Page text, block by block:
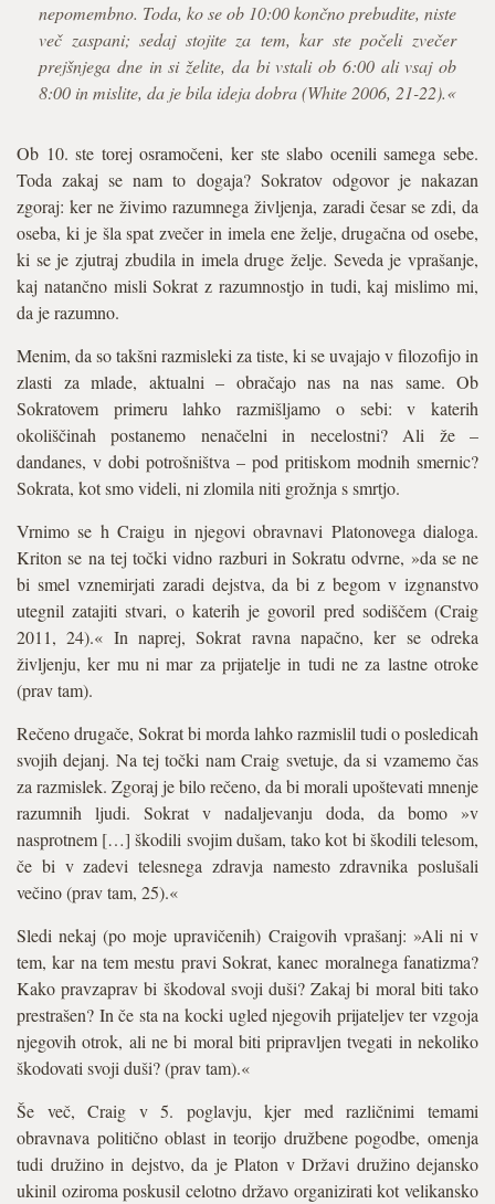
nepomembno. Toda, ko se ob 10:00 končno prebudite, niste
več zaspani; sedaj stojite za tem, kar ste počeli zvečer
prejšnjega dne in si želite, da bi vstali ob 6:00 ali vsaj ob
8:00 in mislite, da je bila ideja dobra (White 2006, 21-22).«
Ob 10. ste torej osramočeni, ker ste slabo ocenili samega sebe.
Toda zakaj se nam to dogaja? Sokratov odgovor je nakazan
zgoraj: ker ne živimo razumnega življenja, zaradi česar se zdi, da
oseba, ki je šla spat zvečer in imela ene želje, drugačna od osebe,
ki se je zjutraj zbudila in imela druge želje. Seveda je vprašanje,
kaj natančno misli Sokrat z razumnostjo in tudi, kaj mislimo mi,
da je razumno.
Menim, da so takšni razmisleki za tiste, ki se uvajajo v filozofijo in
zlasti za mlade, aktualni – obračajo nas na nas same. Ob
Sokratovem primeru lahko razmišljamo o sebi: v katerih
okoliščinah postanemo nenačelni in necelostni? Ali že –
dandanes, v dobi potrošništva – pod pritiskom modnih smernic?
Sokrata, kot smo videli, ni zlomila niti grožnja s smrtjo.
Vrnimo se h Craigu in njegovi obravnavi Platonovega dialoga.
Kriton se na tej točki vidno razburi in Sokratu odvrne, »da se ne
bi smel vznemirjati zaradi dejstva, da bi z begom v izgnanstvo
utegnil zatajiti stvari, o katerih je govoril pred sodiščem (Craig
2011, 24).« In naprej, Sokrat ravna napačno, ker se odreka
življenju, ker mu ni mar za prijatelje in tudi ne za lastne otroke
(prav tam).
Rečeno drugače, Sokrat bi morda lahko razmislil tudi o posledicah
svojih dejanj. Na tej točki nam Craig svetuje, da si vzamemo čas
za razmislek. Zgoraj je bilo rečeno, da bi morali upoštevati mnenje
razumnih ljudi. Sokrat v nadaljevanju doda, da bomo »v
nasprotnem […] škodili svojim dušam, tako kot bi škodili telesom,
če bi v zadevi telesnega zdravja namesto zdravnika poslušali
večino (prav tam, 25).«
Sledi nekaj (po moje upravičenih) Craigovih vprašanj: »Ali ni v
tem, kar na tem mestu pravi Sokrat, kanec moralnega fanatizma?
Kako pravzaprav bi škodoval svoji duši? Zakaj bi moral biti tako
prestrašen? In če sta na kocki ugled njegovih prijateljev ter vzgoja
njegovih otrok, ali ne bi moral biti pripravljen tvegati in nekoliko
škodovati svoji duši? (prav tam).«
Še več, Craig v 5. poglavju, kjer med različnimi temami
obravnava politično oblast in teorijo družbene pogodbe, omenja
tudi družino in dejstvo, da je Platon v Državi družino dejansko
ukinil oziroma poskusil celotno državo organizirati kot velikansko